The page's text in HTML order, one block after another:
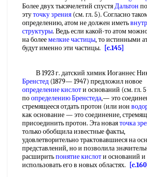
Более двух тысячелетий спустяДальтон
этуточку зрения (см. гл. 5). Согласно
определению, атом не должен иметь
структуры. Ведь если какой-то атом
на болеемелкие частицы, то истинными
будут именно эти частицы.
[c.145]
В 1923 г. датский химик Иоганнес
Бренстед (1879— 1947) предложил новое
определение кислоти оснований (см. гл.
поопределению Бренстеда,— это
стремящееся отдать протон (или ион
как основание — это соединение,
присоединить протон. Эта новаяточка
только обобщила известные факты,
удовлетворительно трактовавшиеся на
представлений, но и позволила
расширитьпонятие кислоти оснований и
использовать его в новых областях.